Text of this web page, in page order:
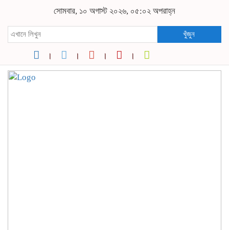
সোমবার, ১০ অগাস্ট ২০২৬, ০৫:০২ অপরাহ্ন
খুঁজুন